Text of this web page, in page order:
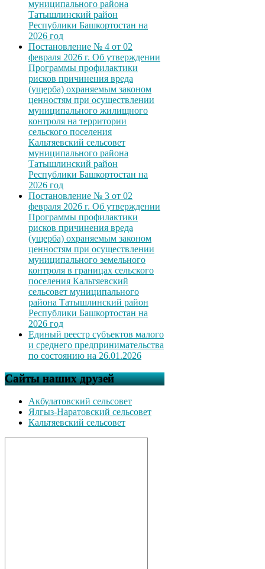
муниципального района
Татышлинский район
Республики Башкортостан на
2026 год
Постановление № 4 от 02
февраля 2026 г. Об утверждении
Программы профилактики
рисков причинения вреда
(ущерба) охраняемым законом
ценностям при осуществлении
муниципального жилищного
контроля на территории
сельского поселения
Кальтяевский сельсовет
муниципального района
Татышлинский район
Республики Башкортостан на
2026 год
Постановление № 3 от 02
февраля 2026 г. Об утверждении
Программы профилактики
рисков причинения вреда
(ущерба) охраняемым законом
ценностям при осуществлении
муниципального земельного
контроля в границах сельского
поселения Кальтяевский
сельсовет муниципального
района Татышлинский район
Республики Башкортостан на
2026 год
Единый реестр субъектов малого
и среднего предпринимательства
по состоянию на 26.01.2026
Сайты наших друзей
Акбулатовский сельсовет
Ялгыз-Наратовский сельсовет
Кальтяевский сельсовет